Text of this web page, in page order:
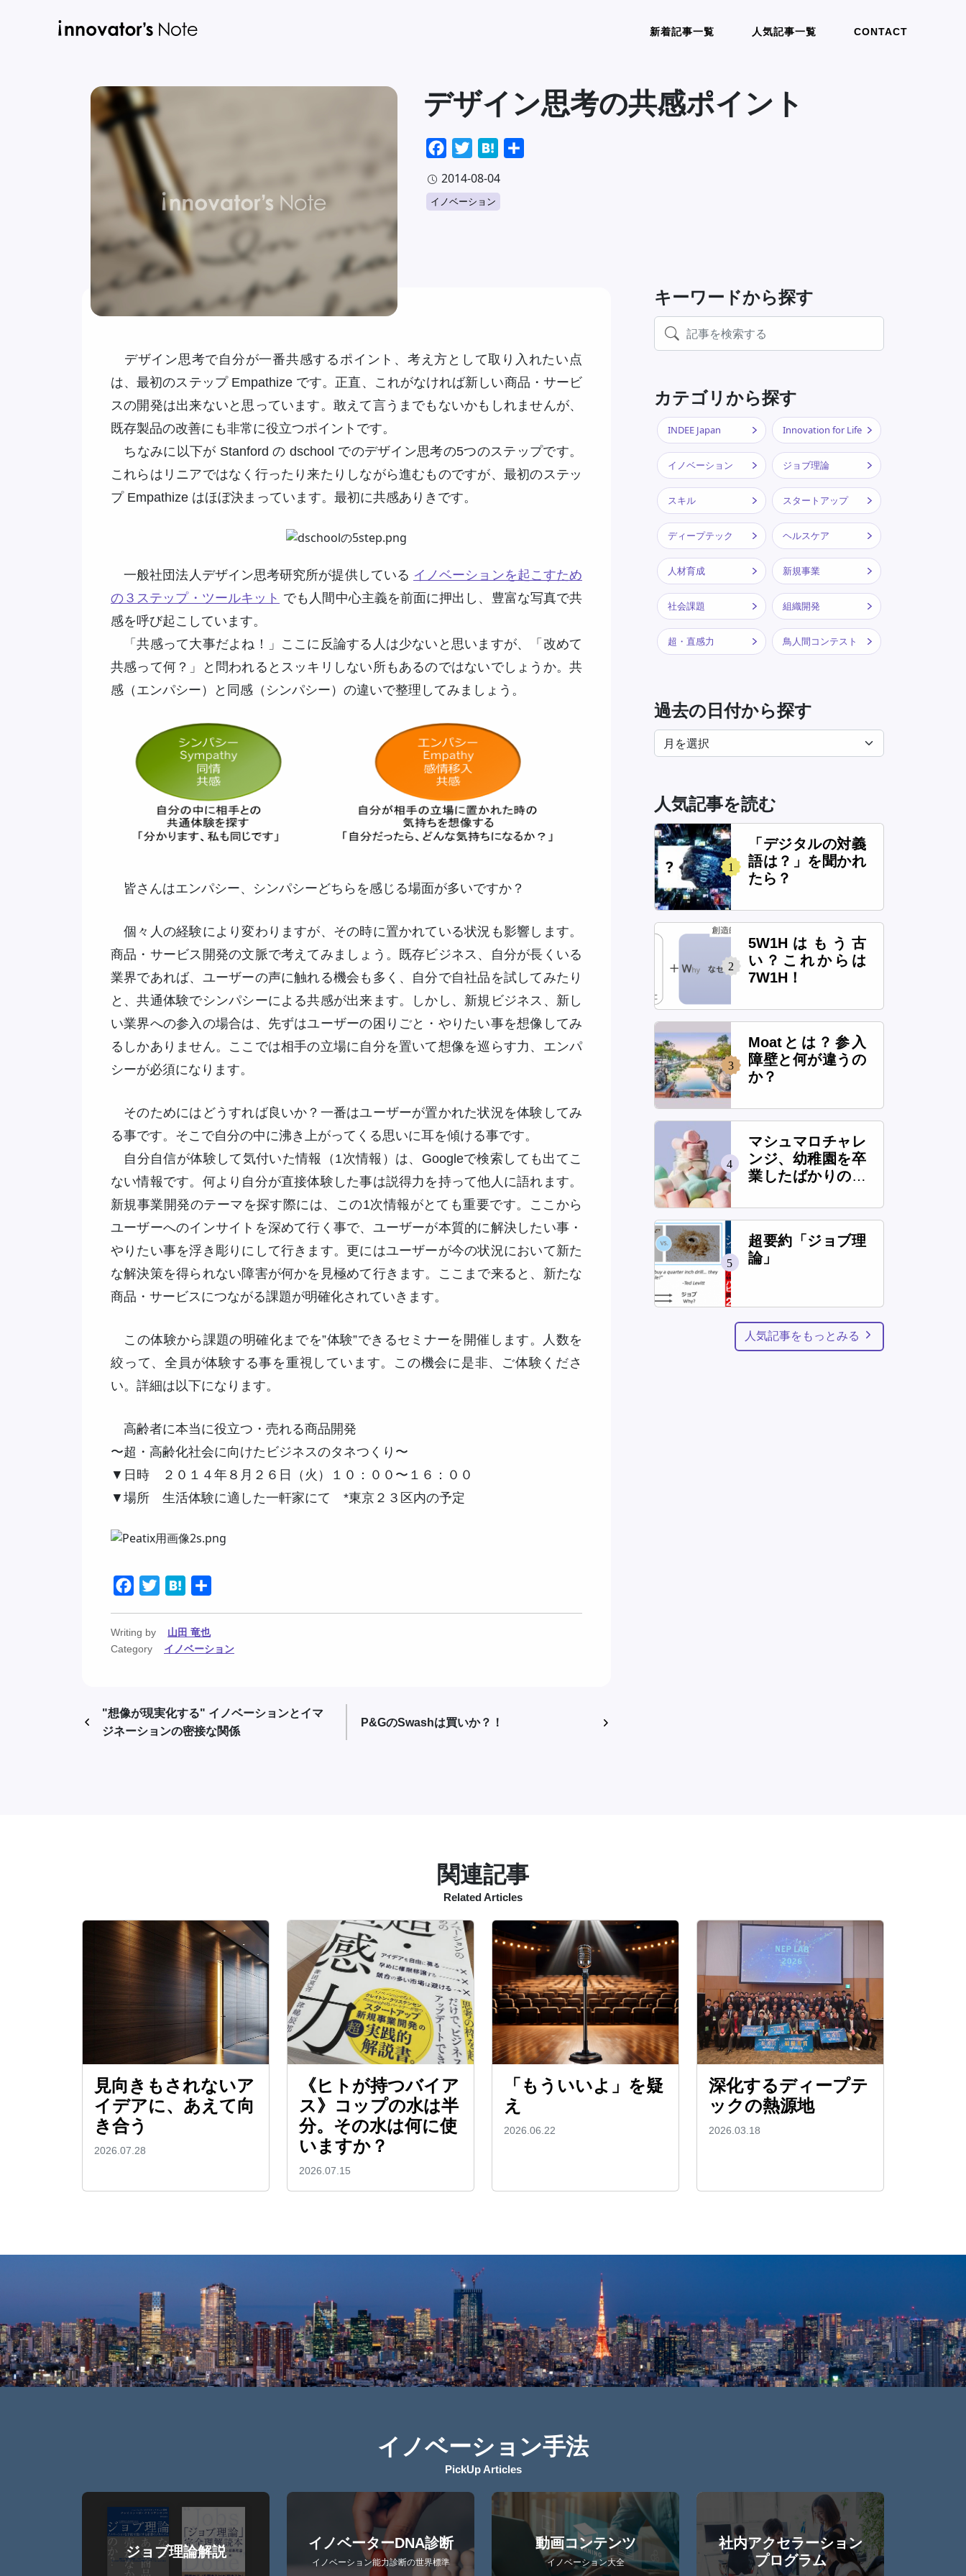
新着記事一覧 人気記事一覧 CONTACT
デザイン思考の共感ポイント
FacebookTwitterHatena
2014-08-04
イノベーション
デザイン思考で自分が一番共感するポイント、考え方として取り入れたい点
は、最初のステップ Empathize です。正直、これがなければ新しい商品・サービ
スの開発は出来ないと思っています。敢えて言うまでもないかもしれませんが、
既存製品の改善にも非常に役立つポイントです。
ちなみに以下が Stanford の dschool でのデザイン思考の5つのステップです。
これらはリニアではなく行ったり来たりしながら進むものですが、最初のステッ
プ Empathize はほぼ決まっています。最初に共感ありきです。
一般社団法人デザイン思考研究所が提供している イノベーションを起こすため
の３ステップ・ツールキット でも人間中心主義を前面に押出し、豊富な写真で共
感を呼び起こしています。
「共感って大事だよね！」ここに反論する人は少ないと思いますが、「改めて
共感って何？」と問われるとスッキリしない所もあるのではないでしょうか。共
感（エンパシー）と同感（シンパシー）の違いで整理してみましょう。
皆さんはエンパシー、シンパシーどちらを感じる場面が多いですか？
個々人の経験により変わりますが、その時に置かれている状況も影響します。
商品・サービス開発の文脈で考えてみましょう。既存ビジネス、自分が長くいる
業界であれば、ユーザーの声に触れる機会も多く、自分で自社品を試してみたり
と、共通体験でシンパシーによる共感が出来ます。しかし、新規ビジネス、新し
い業界への参入の場合は、先ずはユーザーの困りごと・やりたい事を想像してみ
るしかありません。ここでは相手の立場に自分を置いて想像を巡らす力、エンパ
シーが必須になります。
そのためにはどうすれば良いか？一番はユーザーが置かれた状況を体験してみ
る事です。そこで自分の中に沸き上がってくる思いに耳を傾ける事です。
自分自信が体験して気付いた情報（1次情報）は、Googleで検索しても出てこ
ない情報です。何より自分が直接体験した事は説得力を持って他人に語れます。
新規事業開発のテーマを探す際には、この1次情報がとても重要です。ここから
ユーザーへのインサイトを深めて行く事で、ユーザーが本質的に解決したい事・
やりたい事を浮き彫りにして行きます。更にはユーザーが今の状況において新た
な解決策を得られない障害が何かを見極めて行きます。ここまで来ると、新たな
商品・サービスにつながる課題が明確化されていきます。
この体験から課題の明確化までを”体験”できるセミナーを開催します。人数を
絞って、全員が体験する事を重視しています。この機会に是非、ご体験くださ
い。詳細は以下になります。
高齢者に本当に役立つ・売れる商品開発
〜超・高齢化社会に向けたビジネスのタネつくり〜
▼日時 ２０１４年８月２６日（火）１０：００〜１６：００
▼場所 生活体験に適した一軒家にて *東京２３区内の予定
FacebookTwitterHatena
Writing by
山田 竜也
Category
イノベーション
"想像が現実化する" イノベーションとイマ
ジネーションの密接な関係
P&GのSwashは買いか？！
キーワードから探す
カテゴリから探す
INDEE Japan Innovation for Life
イノベーション ジョブ理論
スキル スタートアップ
ディープテック ヘルスケア
人材育成 新規事業
社会課題 組織開発
超・直感力 鳥人間コンテスト
過去の日付から探す
人気記事を読む
1
「デジタルの対義
語は？」を聞かれ
たら？
2
5W1Hはもう古
い？これからは
7W1H！
3
Moatとは？参入
障壁と何が違うの
か？
4
マシュマロチャレ
ンジ、幼稚園を卒
業したばかりの子
ワーを作れるの
5
超要約「ジョブ理
論」
人気記事をもっとみる
関連記事
Related Articles
見向きもされないア
イデアに、あえて向
き合う
2026.07.28
《ヒトが持つバイア
ス》コップの水は半
分。その水は何に使
いますか？
2026.07.15
「もういいよ」を疑
え
2026.06.22
深化するディープテ
ックの熱源地
2026.03.18
イノベーション手法
PickUp Articles
ジョブ理論解説
イノベーターDNA診断
イノベーション能力診断の世界標準
動画コンテンツ
イノベーション大全
社内アクセラーション
プログラム